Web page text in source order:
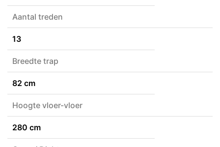
Aantal treden
13
Breedte trap
82 cm
Hoogte vloer-vloer
280 cm